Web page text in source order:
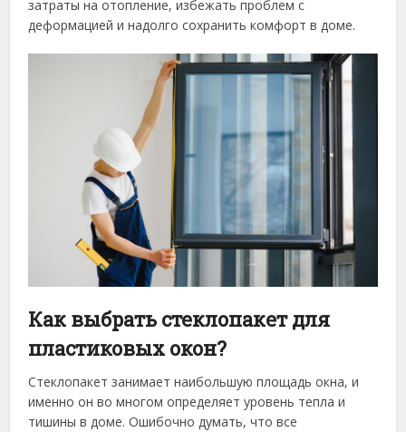
затраты на отопление, избежать проблем с
деформацией и надолго сохранить комфорт в доме.
Как выбрать стеклопакет для
пластиковых окон?
Стеклопакет занимает наибольшую площадь окна, и
именно он во многом определяет уровень тепла и
тишины в доме. Ошибочно думать, что все